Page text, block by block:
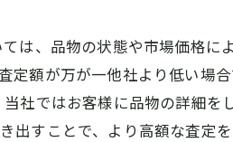
は、品物の状態や市場価格に
定額が万が一他社より低い場
社ではお客様に品物の詳細を
出すことで、より高額な査定